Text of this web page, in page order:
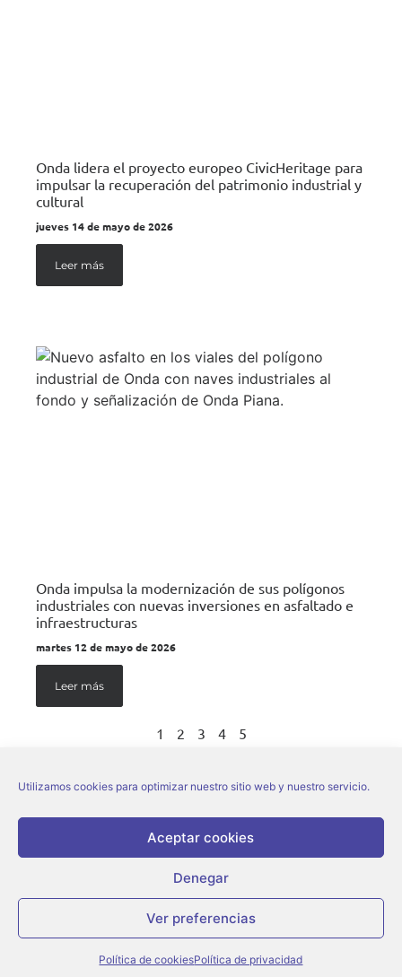
Utilizamos cookies para optimizar nuestro sitio web y nuestro servicio.
Aceptar cookies
Denegar
Ver preferencias
Política de cookiesPolítica de privacidad
Onda lidera el proyecto europeo CivicHeritage para
impulsar la recuperación del patrimonio industrial y
cultural
jueves 14 de mayo de 2026
Leer más
Onda impulsa la modernización de sus polígonos
industriales con nuevas inversiones en asfaltado e
infraestructuras
martes 12 de mayo de 2026
Leer más
1 2 3 4 5
Aviso legal
Política de cookies